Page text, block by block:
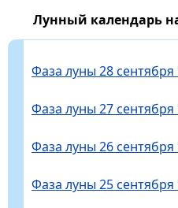
Лунный календарь
Фаза луны 28 сентября
Фаза луны 27 сентября
Фаза луны 26 сентября
Фаза луны 25 сентября